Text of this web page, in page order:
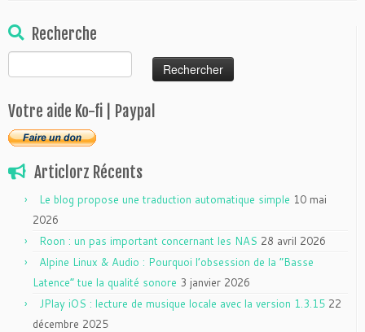
Recherche
Votre aide Ko-fi | Paypal
Articlorz Récents
Le blog propose une traduction automatique simple 10 mai
2026
Roon : un pas important concernant les NAS 28 avril 2026
Alpine Linux & Audio : Pourquoi l’obsession de la “Basse
Latence” tue la qualité sonore 3 janvier 2026
JPlay iOS : lecture de musique locale avec la version 1.3.15 22
décembre 2025